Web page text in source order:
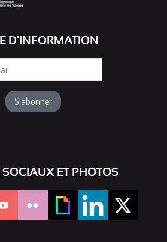
D'INFORMATION
SOCIAUX ET PHOTOS